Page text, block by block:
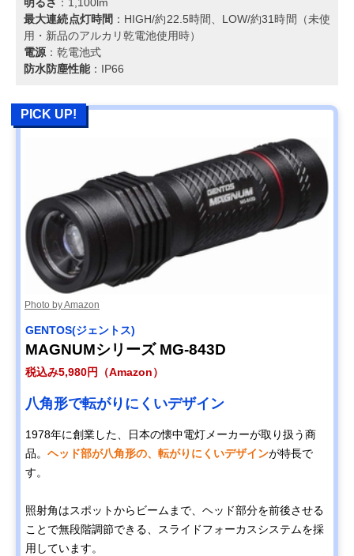
最大連続点灯時間 ：HIGH/約22.5時間、LOW/約31時間（未使
用・新品のアルカリ乾電池使用時）
電源 ：乾電池式
防水防塵性能：IP66
PICK UP!
Photo by Amazon
GENTOS(ジェントス)
MAGNUMシリーズ MG-843D
税込み5,980円（Amazon）
八角形で転がりにくいデザイン
1978年に創業した、日本の懐中電灯メーカーが取り扱う商
品。 ヘッド部が八角形の、転がりにくいデザインが特長で
す。
照射角はスポットからビームまで、ヘッド部分を前後させる
ことで無段階調節できる、スライドフォーカスシステムを採
用しています。